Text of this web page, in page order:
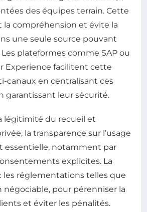
des équipes terrain. Cette
la compréhension et évite la
une seule source pouvant
Les plateformes comme SAP ou
Experience facilitent cette
canaux en centralisant ces
garantissant leur sécurité.
légitimité du recueil et
la transparence sur l’usage
essentielle, notamment par
explicites. La
les réglementations telles que
négociable, pour pérenniser la
et éviter les pénalités.